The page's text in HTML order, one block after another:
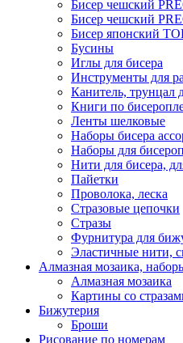
Бисер чешский
Бисер чешский
Бисер японский
Бусины
Иглы для бисера
Инструменты для
Канитель, трунцал
Книги по
Ленты шелковые
Наборы бисера
Наборы для
Нити для бисера,
Пайетки
Проволока, леска
Стразовые цепочки
Стразы
Фурнитура для
Эластичные нити,
Алмазная мозаика,
Алмазная мозаика
Картины co
Бижутерия
Броши
Рисование по номерам